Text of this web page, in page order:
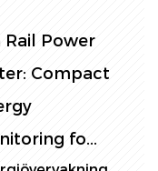
Rail Power
Compact
fo...